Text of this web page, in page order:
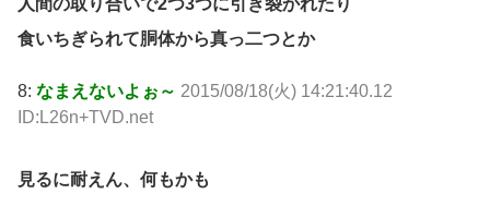
人間の取り合いで2つ3つに引き裂かれたり
食いちぎられて胴体から真っ二つとか
8: なまえないよぉ～ 2015/08/18(火) 14:21:40.12
ID:L26n+TVD.net
見るに耐えん、何もかも